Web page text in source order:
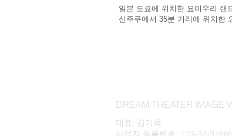
일본 도쿄에 위치한 요미우리 랜
신주쿠에서 35분 거리에 위치한
DREAM THEATER IMAGE
대표: 김기욱
사업자 등록번호: 123-37-31665